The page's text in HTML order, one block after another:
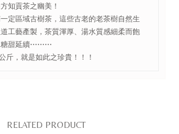
知貢茶之幽美！
定區域古樹茶，這些古老的老茶樹自然生
工藝產製，茶質渾厚、湯水質感細柔而飽
糖甜延續⋯⋯⋯
斤，就是如此之珍貴！！！
RELATED PRODUCT